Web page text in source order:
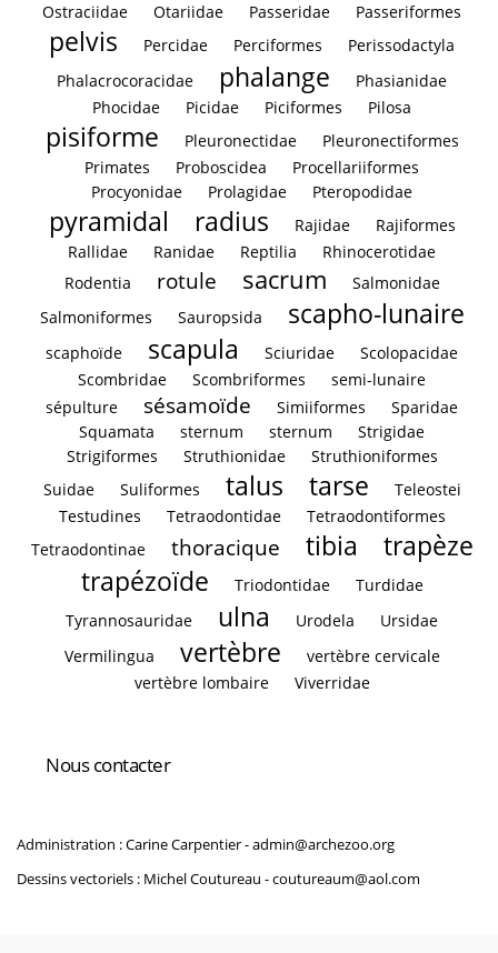
Ostraciidae Otariidae Passeridae Passeriformes
pelvis Percidae Perciformes
Perissodactyla
Phalacrocoracidae
phalange
Phasianidae
Phocidae
Picidae Piciformes Pilosa
pisiforme Pleuronectidae
Pleuronectiformes
Primates
Proboscidea
Procellariiformes
Procyonidae
Prolagidae Pteropodidae
pyramidal radius Rajidae
Rajiformes
Rallidae
Ranidae Reptilia
Rhinocerotidae
Rodentia
rotule sacrum
Salmonidae
Salmoniformes
Sauropsida scapho-lunaire
scaphoïde scapula Sciuridae
Scolopacidae
Scombridae
Scombriformes
semi-lunaire
sépulture
sésamoïde Simiiformes
Sparidae
Squamata
sternum sternum
Strigidae
Strigiformes
Struthionidae
Struthioniformes
Suidae
Suliformes talus tarse
Teleostei
Testudines
Tetraodontidae
Tetraodontiformes
Tetraodontinae
thoracique tibia
trapèze
trapézoïde
Triodontidae
Turdidae
Tyrannosauridae
ulna Urodela
Ursidae
Vermilingua
vertèbre
vertèbre cervicale
vertèbre lombaire
Viverridae
Nous contacter
Administration : Carine Carpentier -admin@archezoo.org
Dessins vectoriels : Michel Coutureau -coutureaum@aol.com